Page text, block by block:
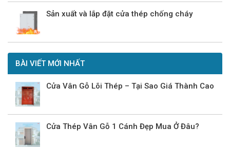
Sản xuất và lắp đặt cửa thép chống cháy
BÀI VIẾT MỚI NHẤT
Cửa Vân Gỗ Lõi Thép – Tại Sao Giá Thành Cao
Cửa Thép Vân Gỗ 1 Cánh Đẹp Mua Ở Đâu?